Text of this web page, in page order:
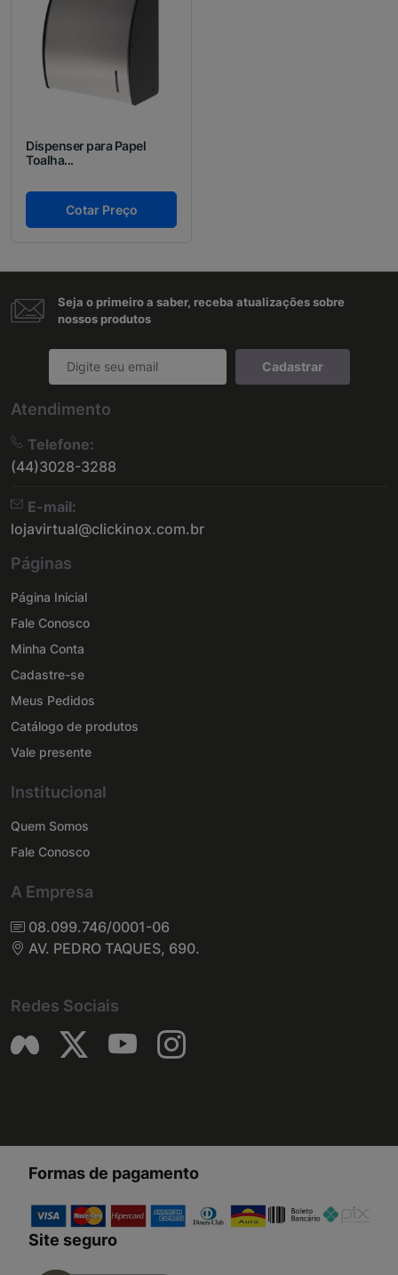
Dispenser para Papel
Toalha...
Cotar Preço
Seja o primeiro a saber, receba atualizações sobre
nossos produtos
Cadastrar
Atendimento
Telefone:
(44)3028-3288
E-mail:
lojavirtual@clickinox.com.br
Páginas
Página Inicial
Fale Conosco
Minha Conta
Cadastre-se
Meus Pedidos
Catálogo de produtos
Vale presente
Institucional
Quem Somos
Fale Conosco
A Empresa
08.099.746/0001-06
AV. PEDRO TAQUES, 690.
Redes Sociais
Formas de pagamento
Site seguro